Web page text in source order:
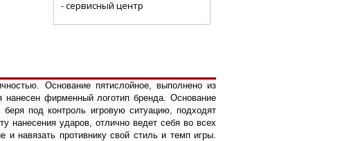
- сервисный центр
Основание пятислойное, выполнено из
нанесен фирменный логотип бренда. Основание
под контроль игровую ситуацию, подходят
нанесения ударов, отлично ведет себя во всех
навязать противнику свой стиль и темп игры.